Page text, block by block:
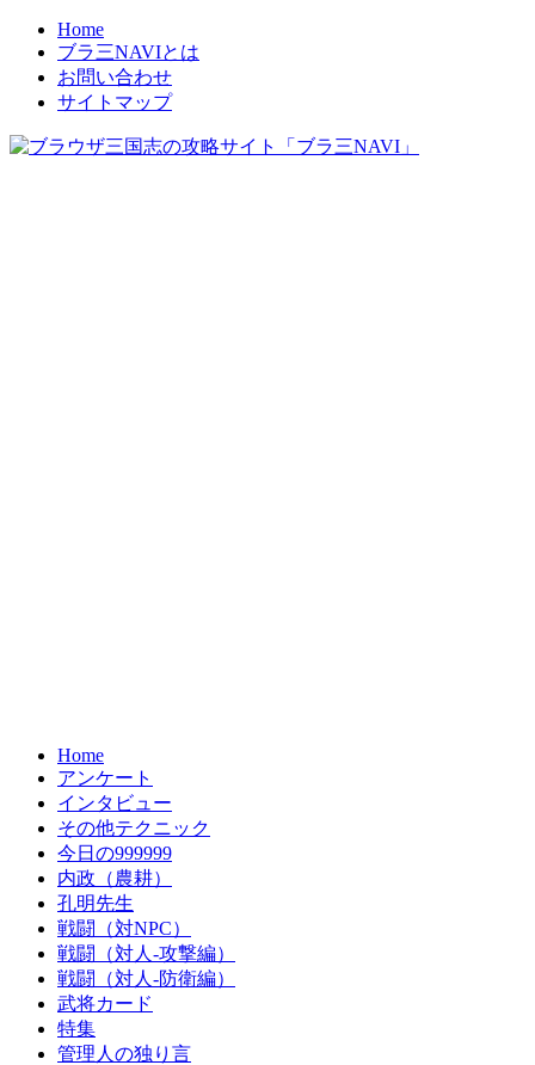
Home
ブラ三NAVIとは
お問い合わせ
サイトマップ
Home
アンケート
インタビュー
その他テクニック
今日の999999
内政（農耕）
孔明先生
戦闘（対NPC）
戦闘（対人-攻撃編）
戦闘（対人-防衛編）
武将カード
特集
管理人の独り言